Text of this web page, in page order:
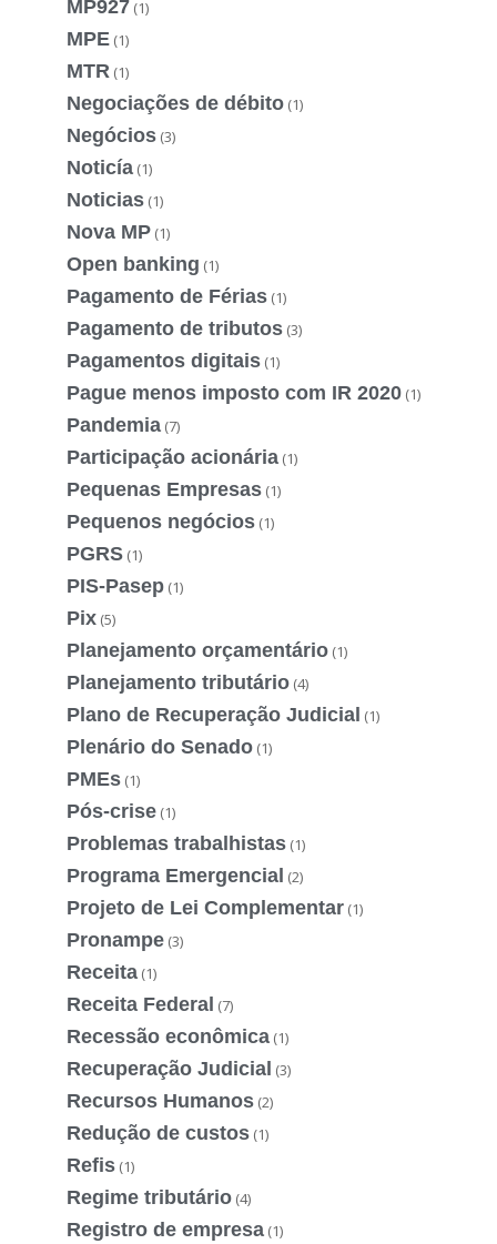
MP927 (1)
MPE (1)
MTR (1)
Negociações de débito (1)
Negócios (3)
Noticía (1)
Noticias (1)
Nova MP (1)
Open banking (1)
Pagamento de Férias (1)
Pagamento de tributos (3)
Pagamentos digitais (1)
Pague menos imposto com IR 2020 (1)
Pandemia (7)
Participação acionária (1)
Pequenas Empresas (1)
Pequenos negócios (1)
PGRS (1)
PIS-Pasep (1)
Pix (5)
Planejamento orçamentário (1)
Planejamento tributário (4)
Plano de Recuperação Judicial (1)
Plenário do Senado (1)
PMEs (1)
Pós-crise (1)
Problemas trabalhistas (1)
Programa Emergencial (2)
Projeto de Lei Complementar (1)
Pronampe (3)
Receita (1)
Receita Federal (7)
Recessão econômica (1)
Recuperação Judicial (3)
Recursos Humanos (2)
Redução de custos (1)
Refis (1)
Regime tributário (4)
Registro de empresa (1)